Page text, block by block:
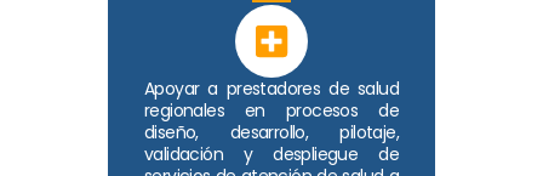
Apoyar a prestadores de salud
regionales en procesos de
diseño, desarrollo, pilotaje,
validación y despliegue de